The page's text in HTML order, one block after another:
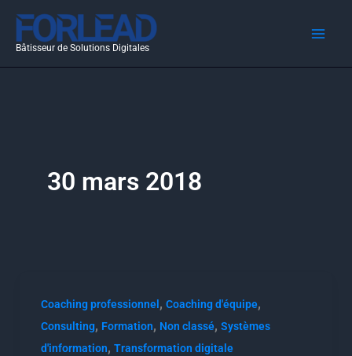
Aller
contenu
Bâtisseur de Solutions Digitales
30 mars 2018
Coaching professionnel, Coaching d'équipe,
Consulting, Formation, Non classé, Systèmes
d'information, Transformation digitale